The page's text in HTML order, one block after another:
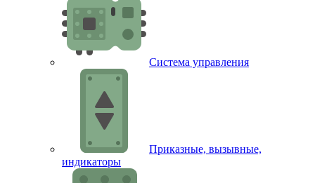
Система управления
Приказные, вызывные,
индикаторы